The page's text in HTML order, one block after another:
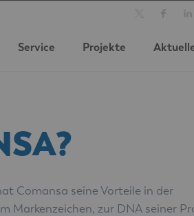
Service Projekte
Comansa seine Vorteile in der
Markenzeichen, zur DNA seiner